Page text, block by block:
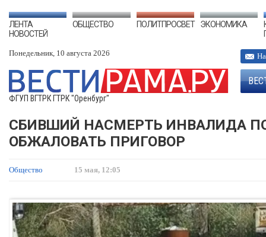
ЛЕНТА
НОВОСТЕЙ
ОБЩЕСТВО ПОЛИТПРОСВЕТ ЭКОНОМИКА
Понедельник, 10 августа 2026
ФГУП ВГТРК ГТРК "Оренбург"
СБИВШИЙ НАСМЕРТЬ ИНВАЛИДА
ОБЖАЛОВАТЬ ПРИГОВОР
Общество 15 мая, 12:05